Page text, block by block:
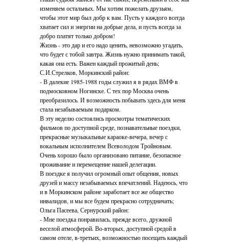
изменяем остальных. Мы хотим пожелать друзьям,
чтобы этот мир был добр к вам. Пусть у каждого всегда
хватает сил и энергии на добрые дела, и пусть всегда за
добро платят только добром!
Жизнь - это дар и его надо ценить, невозможно угадать,
что будет с тобой завтра. Жизнь нужно принимать такой,
какая она есть. Важен каждый прожитый день;
С.И.Стрелков, Моркинский район:
- В далекие 1985-1988 годы служил я в рядах ВМФ в
подмосковном Ногинске. С тех пор Москва очень
преобразилось. И возможность побывать здесь для меня
стала незабываемым подарком.
В эту неделю состоялись просмотры тематических
фильмов по доступной среде, познавательные поездки,
прекрасные музыкальные караоке-вечера, вечер с
вокальным исполнителем Всеволодом Тройновым.
Очень хорошо было организовано питание, безопасное
проживание и перемещение нашей делегации.
В поездке я получил огромный опыт общения, новых
друзей и массу незабываемых впечатлений. Надеюсь, что
и в Моркинском районе заработает все же общество
инвалидов, и мы все будем прекрасно сотрудничать;
Ольга Пасеева, Сернурский район:
- Мне поездка понравилась, прежде всего, дружной
веселой атмосферой. Во-вторых, доступной средой в
самом отеле, в-третьих, возможностью посещать каждый